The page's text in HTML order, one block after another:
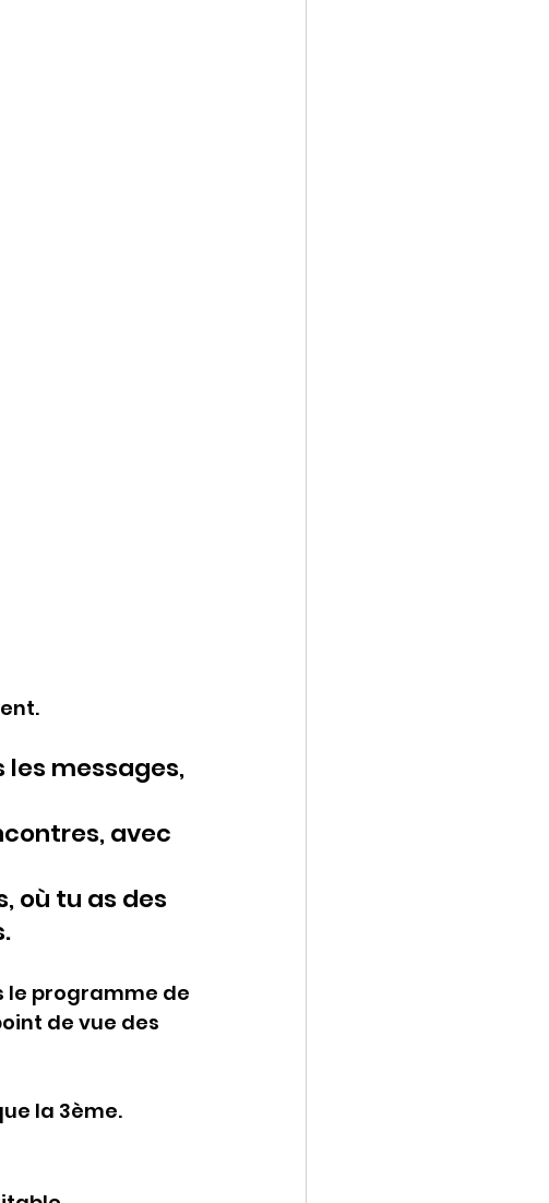
les messages,
avec
où tu as des
le programme de
de vue des
la 3ème.